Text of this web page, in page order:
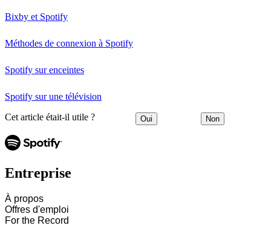
Bixby et Spotify
Méthodes de connexion à Spotify
Spotify sur enceintes
Spotify sur une télévision
Cet article était-il utile ? Oui Non
Entreprise
À propos
Offres d'emploi
For the Record